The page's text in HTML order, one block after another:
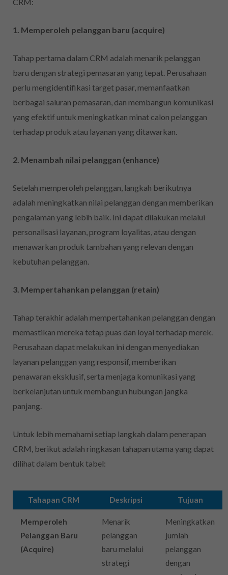
1. Memperoleh pelanggan baru (acquire)
Tahap pertama dalam CRM adalah menarik pelanggan
baru dengan strategi pemasaran yang tepat. Perusahaan
perlu mengidentifikasi target pasar, memanfaatkan
berbagai saluran pemasaran, dan membangun komunikasi
yang efektif untuk meningkatkan minat calon pelanggan
terhadap produk atau layanan yang ditawarkan.
2. Menambah nilai pelanggan (enhance)
Setelah memperoleh pelanggan, langkah berikutnya
adalah meningkatkan nilai pelanggan dengan memberikan
pengalaman yang lebih baik. Ini dapat dilakukan melalui
personalisasi layanan, program loyalitas, atau dengan
menawarkan produk tambahan yang relevan dengan
kebutuhan pelanggan.
3. Mempertahankan pelanggan (retain)
Tahap terakhir adalah mempertahankan pelanggan dengan
memastikan mereka tetap puas dan loyal terhadap merek.
Perusahaan dapat melakukan ini dengan menyediakan
layanan pelanggan yang responsif, memberikan
penawaran eksklusif, serta menjaga komunikasi yang
berkelanjutan untuk membangun hubungan jangka
panjang.
Untuk lebih memahami setiap langkah dalam penerapan
CRM, berikut adalah ringkasan tahapan utama yang dapat
dilihat dalam bentuk tabel:
Tahapan CRM Deskripsi Tujuan
Memperoleh
Pelanggan Baru
(Acquire)
Menarik
pelanggan
baru melalui
strategi
Meningkatkan
jumlah
pelanggan
dengan